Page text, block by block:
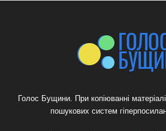
Голос Бущини. При копіюванні
пошукових систем